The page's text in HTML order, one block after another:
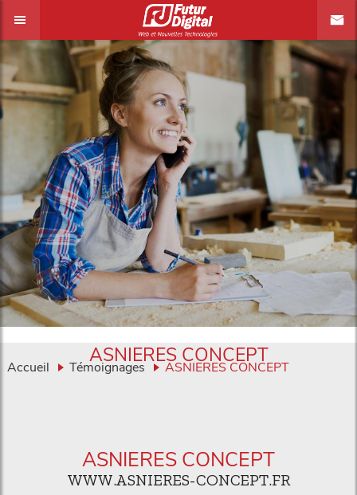
Accueil Témoignages ASNIERES CONCEPT
ASNIERES CONCEPT
ASNIERES CONCEPT
WWW.ASNIERES-CONCEPT.FR